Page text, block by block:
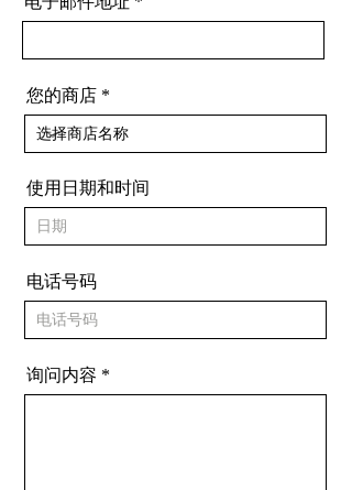
您的商店
使用日期和时间
电话号码
询问内容